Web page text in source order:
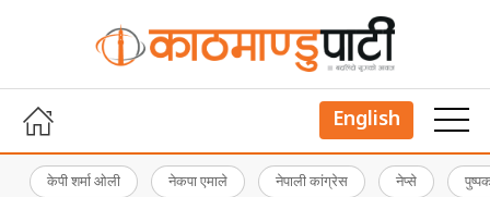
English
केपी शर्मा ओली नेकपा एमाले नेपाली कांग्रेस नेप्से